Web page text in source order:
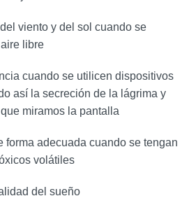
viento y del sol cuando se
libre
cuando se utilicen dispositivos
así la secreción de la lágrima y
miramos la pantalla
forma adecuada cuando se tengan
volátiles
del sueño